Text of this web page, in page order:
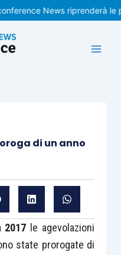
News riprenderà le
di un anno
2017 le agevolazioni
state prorogate di